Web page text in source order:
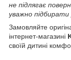
не підлягає
уважно
Замовляйте
інтернет-магазині
своїй дитині